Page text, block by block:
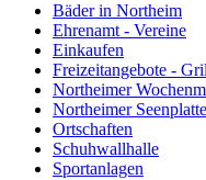
Bäder in Northeim
Ehrenamt - Vereine
Einkaufen
Freizeitangebote -
Northeimer
Northeimer Seenplatte
Ortschaften
Schuhwallhalle
Sportanlagen